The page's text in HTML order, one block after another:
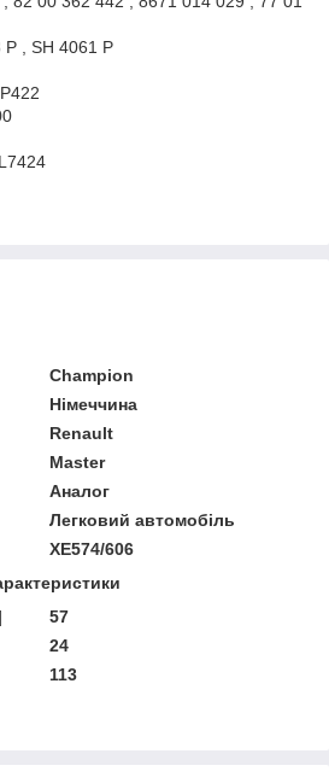
, SH 4061 P
Champion
Німеччина
Renault
Master
Аналог
Легковий автомобіль
XE574/606
57
24
113